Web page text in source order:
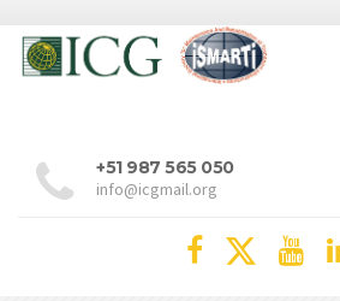
+51 987 565 050
info@icgmail.org